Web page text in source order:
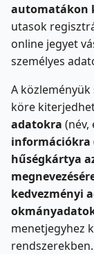
automatákon
utasok
online jegyet
személyes
A
köre
adatokra (név,
információkra
hűségkártya
kedvezményi
menetjegyhez